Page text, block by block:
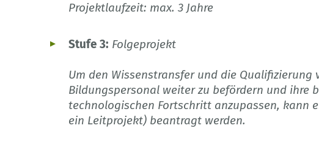
Projektlaufzeit: max. 3 Jahre
Stufe 3: Folgeprojekt
Um den Wissenstransfer und die Qualifizierung
Bildungspersonal weiter zu befördern und ihre
technologischen Fortschritt anzupassen, kann
ein Leitprojekt) beantragt werden.